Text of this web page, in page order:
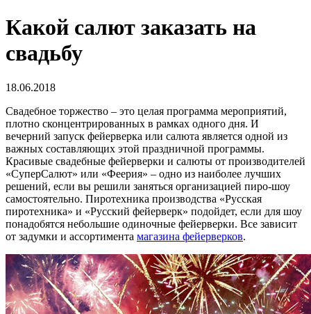
Какой салют заказать на
свадьбу
18.06.2018
Свадебное торжество – это целая программа мероприятий,
плотно сконцентрированных в рамках одного дня. И
вечерний запуск фейерверка или салюта является одной из
важных составляющих этой праздничной программы.
Красивые свадебные фейерверки и салюты от производителей
«СуперСалют» или «Феерия» – одно из наиболее лучших
решений, если вы решили заняться организацией пиро-шоу
самостоятельно. Пиротехника производства «Русская
пиротехника» и «Русский фейерверк» подойдет, если для шоу
понадобятся небольшие одиночные фейерверки. Все зависит
от задумки и ассортимента магазина фейерверков.